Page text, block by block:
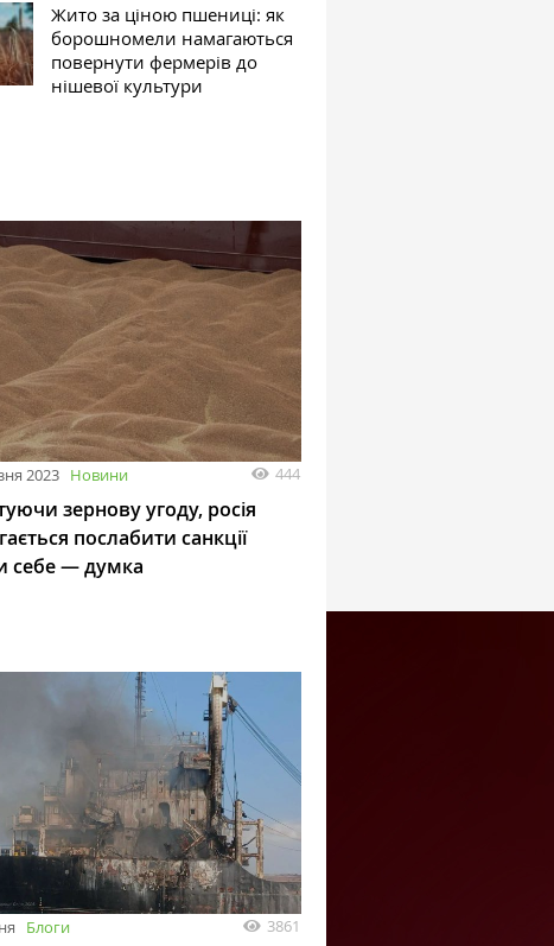
Жито за ціною пшениці: як
борошномели намагаються
повернути фермерів до
нішевої культури
2023 Новини 444
зернову угоду, росія
послабити санкції
себе — думка
Блоги 3861